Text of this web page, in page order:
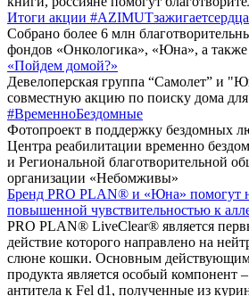
Итоги акции #AZIMUTзажигаетсердца
Собрано более 6 млн
фондов «Онкологика», «Юна», а
«Пойдем домой?»
Девелоперская группа “Самолет” и
совместную акцию по поиску дома
#ВременноБездомные
Фотопроект в поддержку бездомных
Центра реабилитации временно
и Региональной благотворительной
организации «Небомживы»
Бренд PRO PLAN® и «Юна» помогут
повышенной чувствительностью к
PRO PLAN® LiveClear® является
действие которого направлено на
слюне кошки. Основным
продукта является особый компонент
антитела к Fel d1, полученные из